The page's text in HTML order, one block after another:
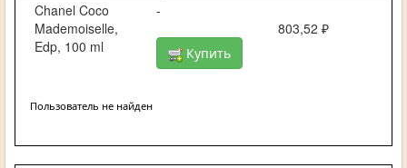
Chanel Coco
Mademoiselle,
Edp, 100 ml
-
803,52 ₽
Купить
Пользователь не найден